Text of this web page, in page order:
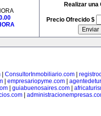
Realizar una
Precio Ofrecido $
ConsultorInmobiliario.com
| empresariopyme.com|
| guiabuenosaires.com|
|